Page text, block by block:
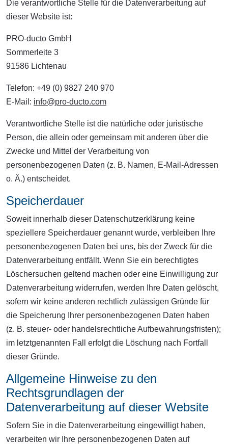
Die verantwortliche Stelle für die Datenverarbeitung auf
dieser Website ist:
PRO-ducto GmbH
Sommerleite 3
91586 Lichtenau
Telefon: +49 (0) 9827 240 970
E-Mail: info@pro-ducto.com
Verantwortliche Stelle ist die natürliche oder juristische
Person, die allein oder gemeinsam mit anderen über die
Zwecke und Mittel der Verarbeitung von
personenbezogenen Daten (z. B. Namen, E-Mail-Adressen
o. Ä.) entscheidet.
Speicherdauer
Soweit innerhalb dieser Datenschutzerklärung keine
speziellere Speicherdauer genannt wurde, verbleiben Ihre
personenbezogenen Daten bei uns, bis der Zweck für die
Datenverarbeitung entfällt. Wenn Sie ein berechtigtes
Löschersuchen geltend machen oder eine Einwilligung zur
Datenverarbeitung widerrufen, werden Ihre Daten gelöscht,
sofern wir keine anderen rechtlich zulässigen Gründe für
die Speicherung Ihrer personenbezogenen Daten haben
(z. B. steuer- oder handelsrechtliche Aufbewahrungsfristen);
im letztgenannten Fall erfolgt die Löschung nach Fortfall
dieser Gründe.
Allgemeine Hinweise zu den
Rechtsgrundlagen der
Datenverarbeitung auf dieser Website
Sofern Sie in die Datenverarbeitung eingewilligt haben,
verarbeiten wir Ihre personenbezogenen Daten auf